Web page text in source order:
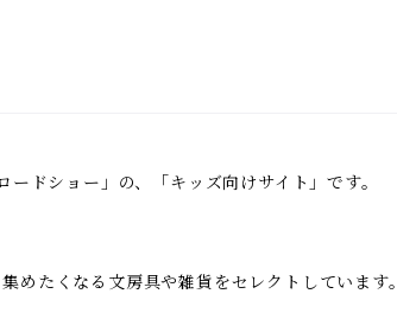
ドショー」の、「キッズ向けサイト」です。
めたくなる文房具や雑貨をセレクトしています。